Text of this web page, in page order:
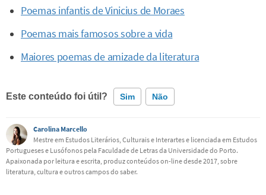
Poemas infantis de Vinicius de Moraes
Poemas mais famosos sobre a vida
Maiores poemas de amizade da literatura
Este conteúdo foi útil? Sim Não
Este conteúdo contém informação incorreta
Este conteúdo não tem a informação que procuro
Carolina Marcello
Mestre em Estudos Literários, Culturais e Interartes e licenciada em Estudos
Portugueses e Lusófonos pela Faculdade de Letras da Universidade do Porto.
Apaixonada por leitura e escrita, produz conteúdos on-line desde 2017, sobre
literatura, cultura e outros campos do saber.